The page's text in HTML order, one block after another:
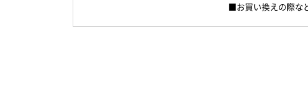
■お買い換えの際な